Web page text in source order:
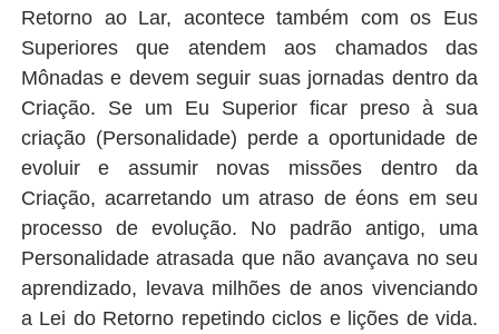
Retorno ao Lar, acontece também com os Eus
Superiores que atendem aos chamados das
Mônadas e devem seguir suas jornadas dentro da
Criação. Se um Eu Superior ficar preso à sua
criação (Personalidade) perde a oportunidade de
evoluir e assumir novas missões dentro da
Criação, acarretando um atraso de éons em seu
processo de evolução. No padrão antigo, uma
Personalidade atrasada que não avançava no seu
aprendizado, levava milhões de anos vivenciando
a Lei do Retorno repetindo ciclos e lições de vida.